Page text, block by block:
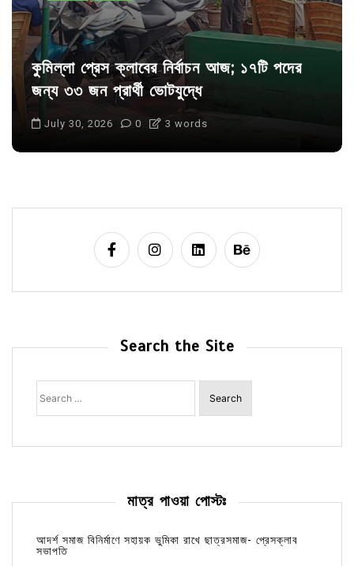
কুমিল্লা প্রেস ক্লাবের নির্বাচন আজ; ১৭টি পদের
জন্য ৩৩ জন প্রার্থী ভোটযুদ্ধে
July 30, 2026 0 3 words
Search the Site
Search
for:
মাত্র পাওয়া পোস্টঃ
আদর্শ সমাজ বিনির্মাণে সহায়ক ভুমিকা রাখে ছাত্রসমাজ- প্রেসক্লাব
সভাপতি